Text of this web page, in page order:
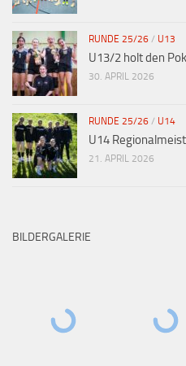
RUNDE 25/26 / U13
U13/2 holt den
30. APRIL 2026
RUNDE 25/26 / U14
U14
21. APRIL 2026
BILDERGALERIE